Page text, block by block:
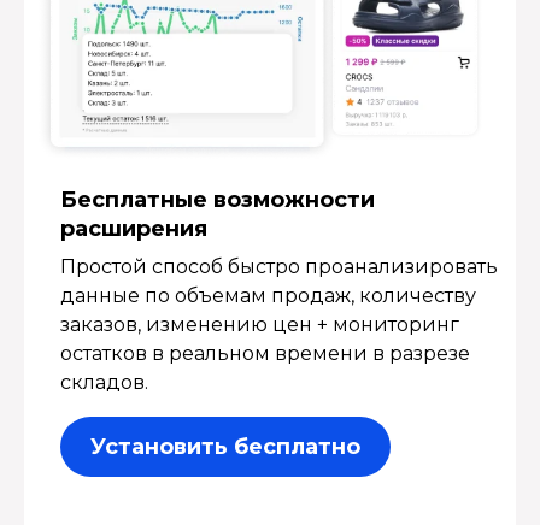
Бесплатные возмож­ности
расширения
Простой способ быстро проанализировать
данные по объемам продаж, количеству
заказов, изменению цен + мониторинг
остатков в реальном времени в разрезе
складов.
Установить бесплатно